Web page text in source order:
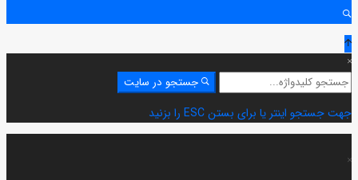
جستجو
برای:
جستجو در سایت
جهت جستجو اینتر یا برای بستن ESC را بزنید